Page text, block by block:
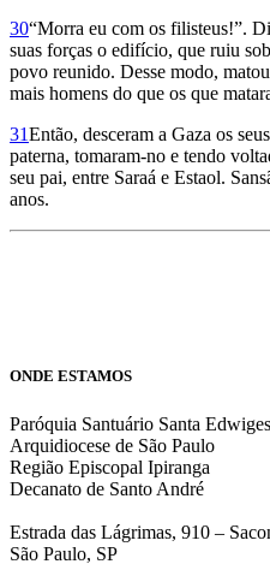
30“Morra eu com os filisteus!”.
suas forças o edifício, que ruiu
povo reunido. Desse modo,
mais homens do que os que
31Então, desceram a Gaza os
paterna, tomaram-no e tendo
seu pai, entre Saraá e Estaol.
anos.
ONDE ESTAMOS
Paróquia Santuário Santa Edwiges
Arquidiocese de São Paulo
Região Episcopal Ipiranga
Decanato de Santo André
Estrada das Lágrimas, 910 –
São Paulo, SP